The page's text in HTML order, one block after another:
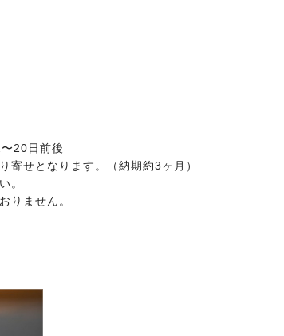
20日前後
寄せとなります。（納期約3ヶ月）
。
りません。